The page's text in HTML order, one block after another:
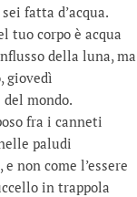
fatta d’acqua.
tuo corpo è acqua
della luna, ma
giovedì
mondo.
fra i canneti
paludi
non come l’essere
in trappola